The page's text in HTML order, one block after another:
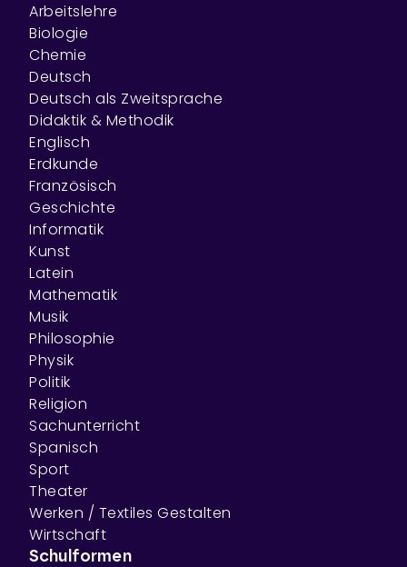
Arbeitslehre
Biologie
Chemie
Deutsch
Deutsch als Zweitsprache
Didaktik & Methodik
Englisch
Erdkunde
Französisch
Geschichte
Informatik
Kunst
Latein
Mathematik
Musik
Philosophie
Physik
Politik
Religion
Sachunterricht
Spanisch
Sport
Theater
Werken / Textiles Gestalten
Wirtschaft
Schulformen